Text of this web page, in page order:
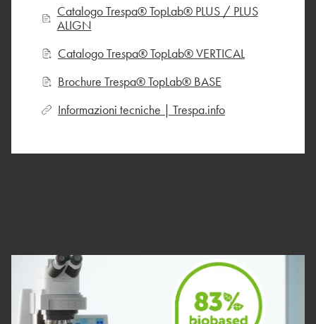
Catalogo Trespa® TopLab® PLUS / PLUS
ALIGN
Catalogo Trespa® TopLab® VERTICAL
Brochure Trespa® TopLab® BASE
Informazioni tecniche | Trespa.info